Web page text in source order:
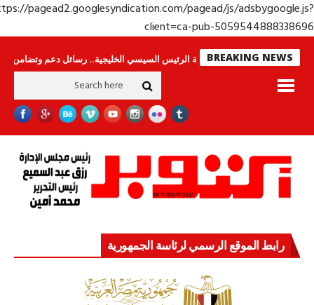
https://pagead2.googlesyndication.com/pagead/js/
client=ca-pub-
BREAKING NEWS
لا ينامون جولة الرئيس السيسي الخليجية.. رسائل دعم وتضامن للأشقاء
رابط الموقع الرسمي لرئاسة الجمهورية